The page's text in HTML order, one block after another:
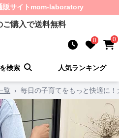
販サイト mom-laboratory
ご購入で送料無料
0 0
検索 人気ランキング
覧 › 毎日の子育てをもっと快適に